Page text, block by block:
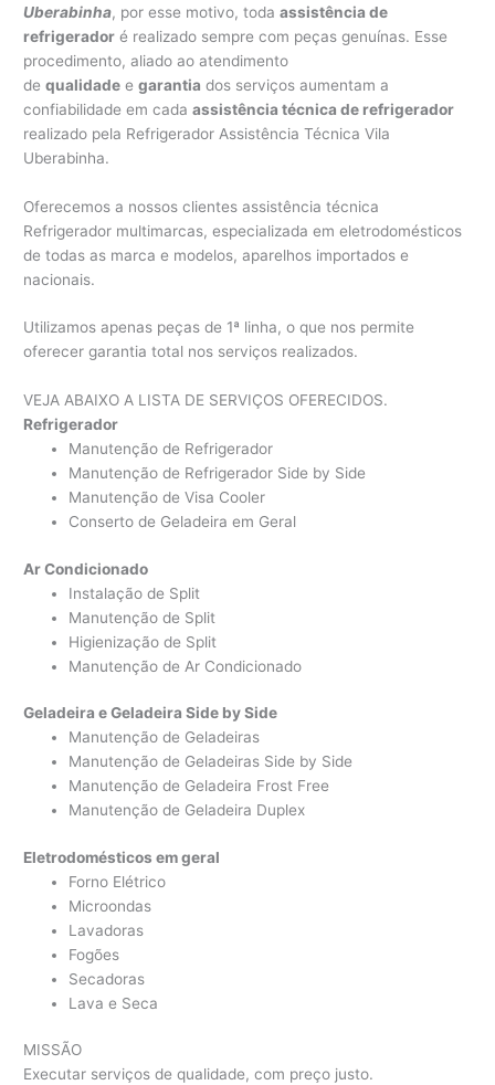
Uberabinha, por esse motivo, todaassistência de
refrigerador é realizado sempre com peças genuínas. Esse
procedimento, aliado ao atendimento
dequalidade egarantia dos serviços aumentam a
confiabilidade em cadaassistência técnica de refrigerador
realizado pela Refrigerador Assistência Técnica Vila
Uberabinha.
Oferecemos a nossos clientes assistência técnica
Refrigerador multimarcas, especializada em eletrodomésticos
de todas as marca e modelos, aparelhos importados e
nacionais.
Utilizamos apenas peças de 1ª linha, o que nos permite
oferecer garantia total nos serviços realizados.
VEJA ABAIXO A LISTA DE SERVIÇOS OFERECIDOS.
Refrigerador
Manutenção de Refrigerador
Manutenção de Refrigerador Side by Side
Manutenção de Visa Cooler
Conserto de Geladeira em Geral
Ar Condicionado
Instalação de Split
Manutenção de Split
Higienização de Split
Manutenção de Ar Condicionado
Geladeira e Geladeira Side by Side
Manutenção de Geladeiras
Manutenção de Geladeiras Side by Side
Manutenção de Geladeira Frost Free
Manutenção de Geladeira Duplex
Eletrodomésticos em geral
Forno Elétrico
Microondas
Lavadoras
Fogões
Secadoras
Lava e Seca
MISSÃO
Executar serviços de qualidade, com preço justo.